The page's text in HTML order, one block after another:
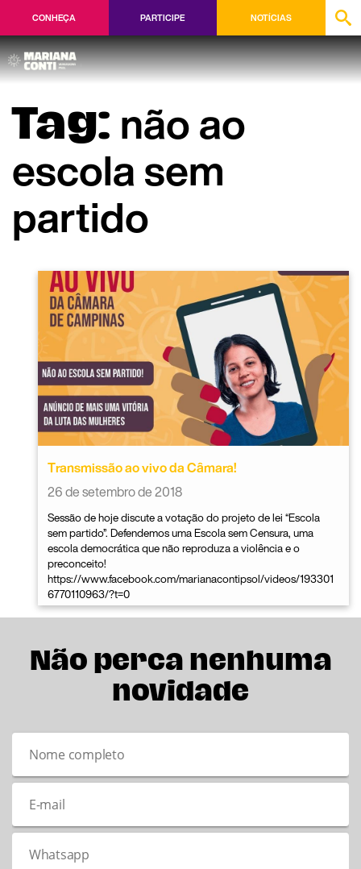
CONHEÇA PARTICIPE NOTÍCIAS
Tag: não ao
escola sem
partido
Transmissão ao vivo da Câmara!
26 de setembro de 2018
Sessão de hoje discute a votação do projeto de lei “Escola
sem partido”. Defendemos uma Escola sem Censura, uma
escola democrática que não reproduza a violência e o
preconceito!
https://www.facebook.com/marianacontipsol/videos/193301
6770110963/?t=0
Não perca nenhuma
novidade